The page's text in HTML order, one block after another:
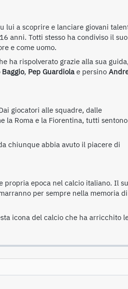
lui a scoprire e lanciare giovani
anni. Totti stesso ha condiviso il suo
e come uomo.
ha rispolverato grazie alla sua
, Pep Guardiolae persino
giocatori alle squadre, dalle
la Roma e la Fiorentina, tutti
chiunque abbia avuto il piacere di
propria epoca nel calcio italiano. Il
per sempre nella memoria di
icona del calcio che ha arricchito